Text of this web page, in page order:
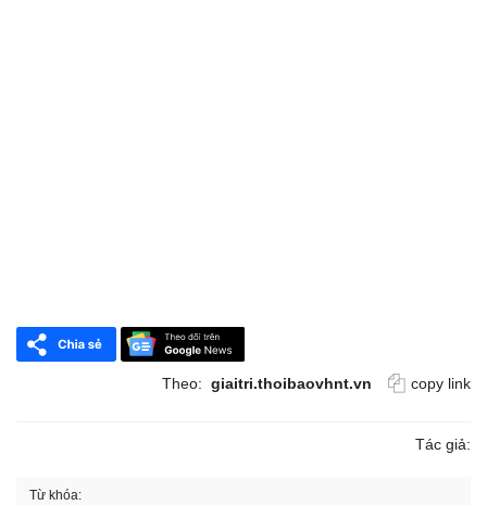
Theo: giaitri.thoibaovhnt.vn copy link
Tác giả:
Từ khóa: